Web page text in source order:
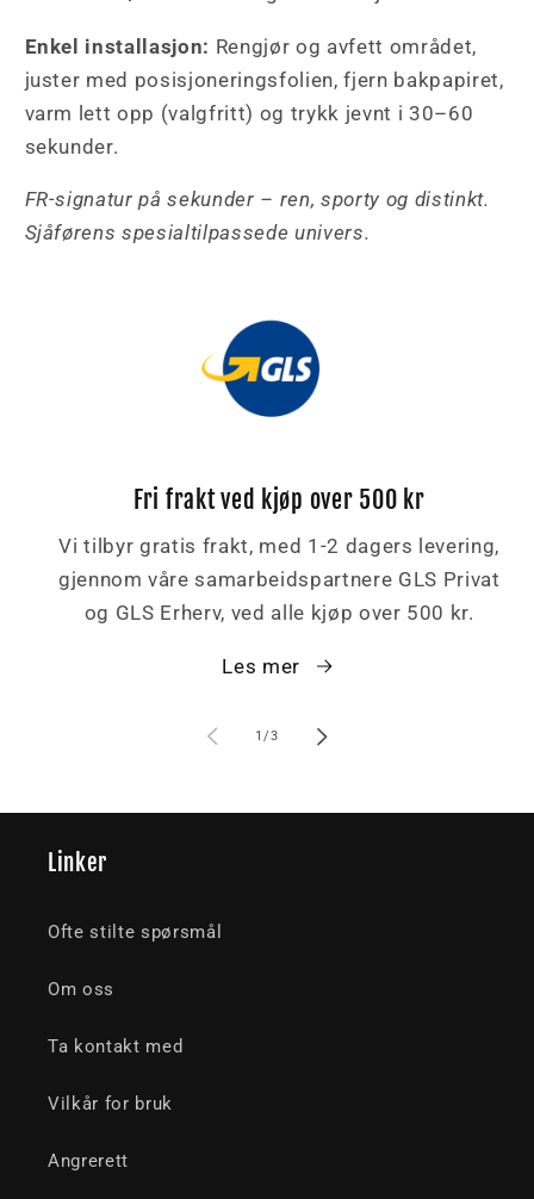
Enkel installasjon: Rengjør og avfett området,
juster med posisjoneringsfolien, fjern bakpapiret,
varm lett opp (valgfritt) og trykk jevnt i 30–60
sekunder.
FR-signatur på sekunder – ren, sporty og distinkt.
Sjåførens spesialtilpassede univers.
Fri frakt ved kjøp over 500 kr
Vi tilbyr gratis frakt, med 1-2 dagers levering,
gjennom våre samarbeidspartnere GLS Privat
og GLS Erherv, ved alle kjøp over 500 kr.
Les mer
1 /av
3
Linker
Ofte stilte spørsmål
Om oss
Ta kontakt med
Vilkår for bruk
Angrerett